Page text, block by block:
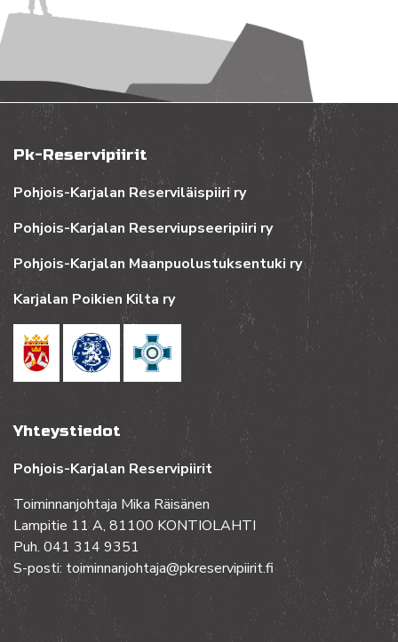
Pk-Reservipiirit
Pohjois-Karjalan Reserviläispiiri ry
Pohjois-Karjalan Reserviupseeripiiri ry
Pohjois-Karjalan Maanpuolustuksentuki ry
Karjalan Poikien Kilta ry
Yhteystiedot
Pohjois-Karjalan Reservipiirit
Toiminnanjohtaja Mika Räisänen
Lampitie 11 A, 81100 KONTIOLAHTI
Puh. 041 314 9351
S-posti: toiminnanjohtaja@pkreservipiirit.fi